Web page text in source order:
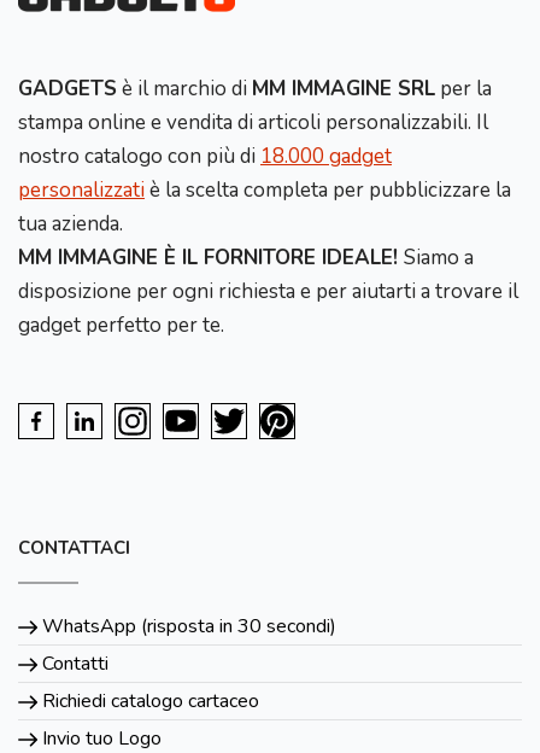
GADGETS è il marchio di MM IMMAGINE SRL per la
stampa online e vendita di articoli personalizzabili. Il
nostro catalogo con più di 18.000 gadget
personalizzatiè la scelta completa per pubblicizzare la
tua azienda.
MM IMMAGINE È IL FORNITORE IDEALE! Siamo a
disposizione per ogni richiesta e per aiutarti a trovare il
gadget perfetto per te.
CONTATTACI
WhatsApp (risposta in 30 secondi)
Contatti
Richiedi catalogo cartaceo
Invio tuo Logo